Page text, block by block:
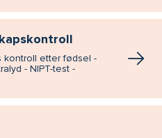
kontroll etter fødsel -
- NIPT-test -